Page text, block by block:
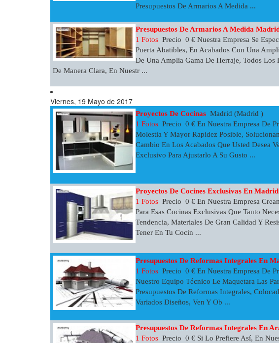
Presupuestos De Armarios A Medida ...
Presupuestos De Armarios A Medida
1 Fotos Precio 0 € Nuestra Empresa Se
Puerta Abatibles, En Acabados Con Una
De Una Amplia Gama De Herraje, Todos Los
De Manera Clara, En Nuestr ...
Viernes, 19 Mayo de 2017
Proyectos De Cocinas Madrid (Madrid )
1 Fotos Precio 0 € En Nuestra Empresa De
Molestia Y Mayor Rapidez Posible,
Cambio En Los Acabados Que Usted Desea
Exclusivo Para Ajustarlo A Su Gusto ...
Proyectos De Cocines Exclusivas En Madrid
1 Fotos Precio 0 € En Nuestra Empresa
Para Esas Cocinas Exclusivas Que Tanto
Tendencia, Materiales De Gran Calidad Y
Tener En Tu Cocin ...
Presupuestos De Reformas Integrales En
1 Fotos Precio 0 € En Nuestra Empresa De
Nuestro Equipo Técnico Le Maquetara Las
Presupuestos De Reformas Integrales,
Variados Diseños, Ven Y Ob ...
Presupuestos De Reformas Integrales En
1 Fotos Precio 0 € Si Lo Prefiere Así, En